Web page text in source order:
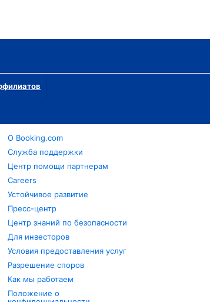
О Booking.com
Служба поддержки
Центр помощи партнерам
Careers
Устойчивое развитие
Пресс-центр
Центр знаний по безопасности
Для инвесторов
Условия предоставления услуг
Разрешение споров
Как мы работаем
Положение о